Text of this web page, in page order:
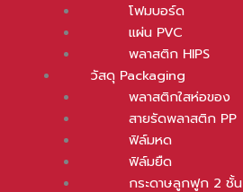
โฟมบอร์ด
แผ่น PVC
พลาสติก HIPS
วัสดุ Packaging
พลาสติกใสห่อของ
สายรัดพลาสติก PP
ฟิล์มหด
ฟิล์มยืด
กระดาษลูกฟูก 2 ชั้น